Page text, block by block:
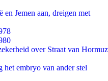
Jemen aan, dreigen met
over Straat van Hormuz
embryo van ander stel